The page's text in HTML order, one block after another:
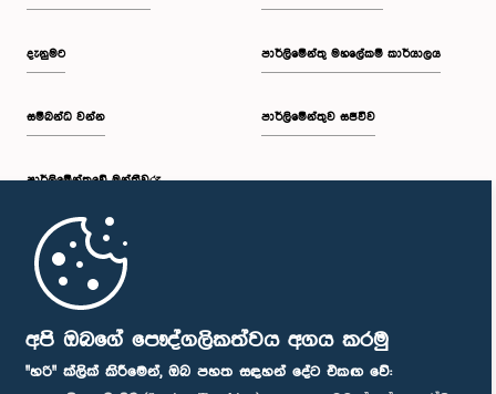
අපි ඔබගේ පෞද්ගලිකත්වය අගය කරමු
"හරි" ක්ලික් කිරීමෙන්, ඔබ පහත සඳහන් දේට එකඟ වේ:
දැනුමට
සම්බන්ධ වන්න
පාර්ලි‌මේන්තුවේ මන්ත්‍රීවරු
මුල් පිටුව
පාර්ලිමේන්තු මහලේකම් කාර්යාලය
පාර්ලිමේන්තුව සජීවීව
පාර්ලිමේන්තු ජංගම යෙදුම